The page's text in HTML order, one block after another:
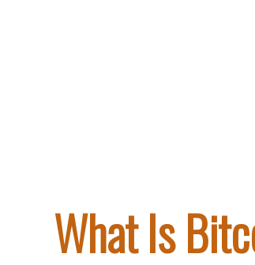
What Is